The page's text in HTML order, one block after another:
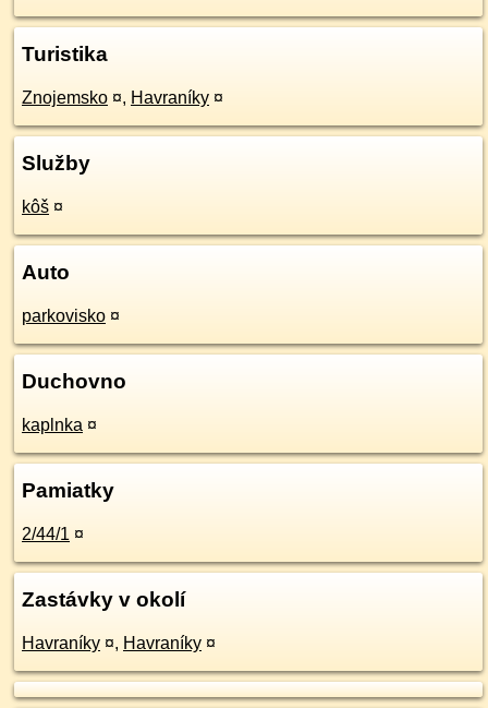
Turistika
Znojemsko ¤, Havraníky ¤
Služby
kôš ¤
Auto
parkovisko ¤
Duchovno
kaplnka ¤
Pamiatky
2/44/1 ¤
Zastávky v okolí
Havraníky ¤, Havraníky ¤